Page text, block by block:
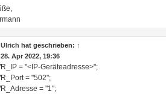
Ulrich hat geschrieben: ↑
Apr 2022, 19:36
= "<IP-Geräteadresse>";
= "502";
= "1";